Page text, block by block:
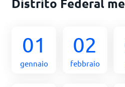
Distrito Federal
01
gennaio
02
febbraio